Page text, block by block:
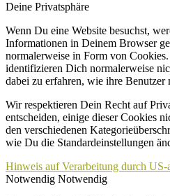
Deine Privatsphäre
Wenn Du eine Website besuchst,
Informationen in Deinem Browser
normalerweise in Form von
identifizieren Dich normalerweise
dabei zu erfahren, wie ihre Benutzer
Wir respektieren Dein Recht auf
entscheiden, einige dieser Cookies
den verschiedenen
wie Du die Standardeinstellungen
Hinweis auf Verarbeitung durch US-
Notwendig Notwendig